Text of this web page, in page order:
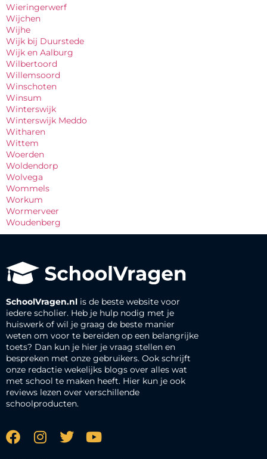
Wieringerwerf
Wijchen
Wijhe
Wijk bij Duurstede
Wijk en Aalburg
Wilbertoord
Willemsoord
Winschoten
Winsum
Winterswijk
Winterswijk Meddo
Witharen
Wittem
Woerden
Woldendorp
Wolvega
Wommels
Workum
Wormerveer
Woudenberg
SchoolVragen.nl is de beste website voor
iedere scholier. Heb je hulp nodig met je
huiswerk of wil je graag de beste manier
weten om voor te bereiden op een belangrijke
toets? Dan kun je hier je vraag stellen en
bespreken met onze gebruikers. Ook schrijft
onze redactie wekelijks blogs over alles wat
met school te maken heeft. Hier kun je ook
reviews lezen over verschillende
schoolproducten.